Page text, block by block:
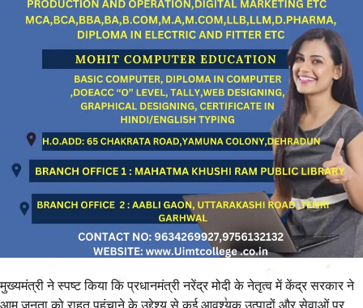
मुख्यमंत्री ने स्पष्ट किया कि प्रधानमंत्री नरेंद्र मोदी के नेतृत्व में केंद्र सरकार ने